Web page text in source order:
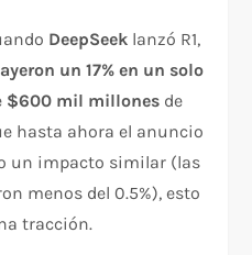
DeepSeek lanzó R1,
un 17% en un solo
$600 mil millones de
hasta ahora el anuncio
un impacto similar (las
menos del 0.5%), esto
tracción.